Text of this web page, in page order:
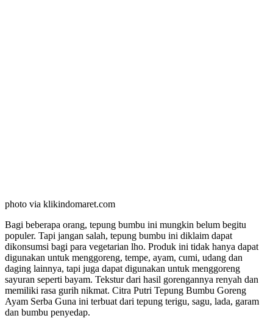
photo via klikindomaret.com
Bagi beberapa orang, tepung bumbu ini mungkin belum begitu
populer. Tapi jangan salah, tepung bumbu ini diklaim dapat
dikonsumsi bagi para vegetarian lho. Produk ini tidak hanya dapat
digunakan untuk menggoreng, tempe, ayam, cumi, udang dan
daging lainnya, tapi juga dapat digunakan untuk menggoreng
sayuran seperti bayam. Tekstur dari hasil gorengannya renyah dan
memiliki rasa gurih nikmat. Citra Putri Tepung Bumbu Goreng
Ayam Serba Guna ini terbuat dari tepung terigu, sagu, lada, garam
dan bumbu penyedap.